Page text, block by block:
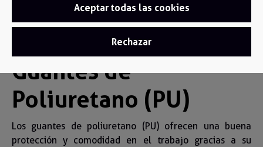
Guantes / Guantes PU
Guantes de
Poliuretano (PU)
Los guantes de poliuretano (PU) ofrecen una buena
protección y comodidad en el trabajo gracias a su
Aceptar todas las cookies
Rechazar